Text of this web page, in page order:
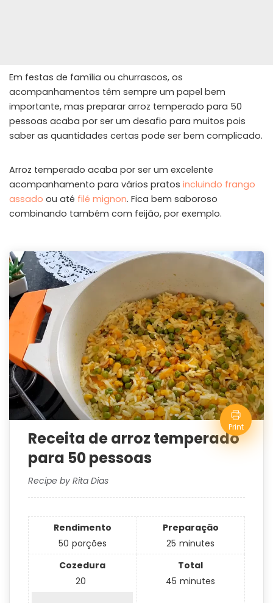
Em festas de família ou churrascos, os
acompanhamentos têm sempre um papel bem
importante, mas preparar arroz temperado para 50
pessoas acaba por ser um desafio para muitos pois
saber as quantidades certas pode ser bem complicado.
Arroz temperado acaba por ser um excelente
acompanhamento para vários pratos incluindo frango
assado ou até filé mignon. Fica bem saboroso
combinando também com feijão, por exemplo.
Print
Receita de arroz temperado
para 50 pessoas
Recipe by Rita Dias
Rendimento
50 porções
Preparação
25 minutes
Cozedura
20
Total
45 minutes